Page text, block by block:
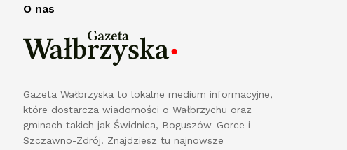
O nas
Gazeta Wałbrzyska to lokalne medium informacyjne,
które dostarcza wiadomości o Wałbrzychu oraz
gminach takich jak Świdnica, Boguszów-Gorce i
Szczawno-Zdrój. Znajdziesz tu najnowsze